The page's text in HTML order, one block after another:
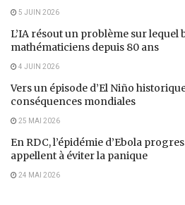
5 JUIN 2026
L’IA résout un problème sur lequel
mathématiciens depuis 80 ans
4 JUIN 2026
Vers un épisode d’El Niño
conséquences mondiales
25 MAI 2026
En RDC, l’épidémie d’Ebola
appellent à éviter la panique
24 MAI 2026